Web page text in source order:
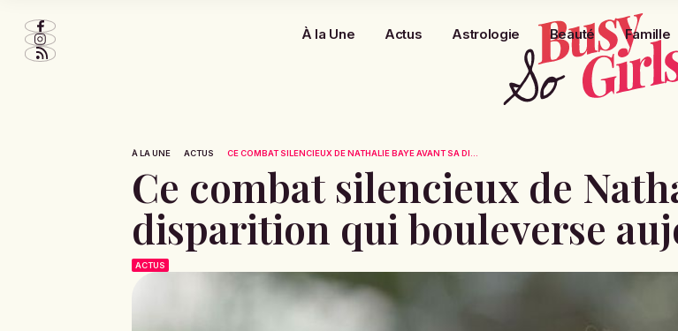
À la Une Actus Astrologie Beauté Famille
À LA UNE ACTUS CE COMBAT SILENCIEUX DE NATHALIE BAYE AVANT SA DI...
Ce combat silencieux de
disparition qui bouleverse
ACTUS